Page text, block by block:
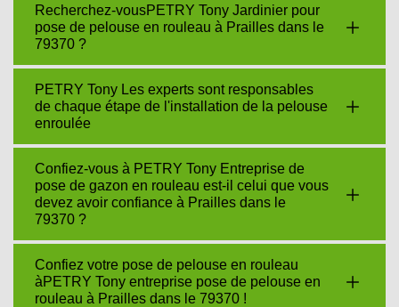
Recherchez-vousPETRY Tony Jardinier pour
pose de pelouse en rouleau à Prailles dans le
79370 ?
PETRY Tony Les experts sont responsables
de chaque étape de l'installation de la pelouse
enroulée
Confiez-vous à PETRY Tony Entreprise de
pose de gazon en rouleau est-il celui que vous
devez avoir confiance à Prailles dans le
79370 ?
Confiez votre pose de pelouse en rouleau
àPETRY Tony entreprise pose de pelouse en
rouleau à Prailles dans le 79370 !